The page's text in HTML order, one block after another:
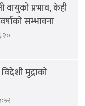
प्रभाव, केही
सम्भावना
मुद्राको